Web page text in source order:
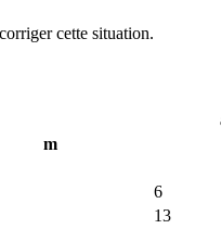
cette situation.
m
6
13